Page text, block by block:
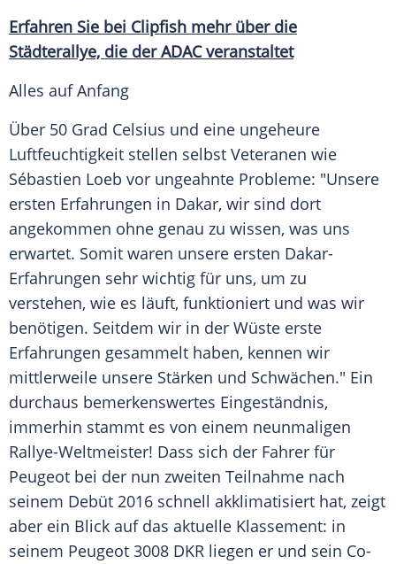
Erfahren Sie bei Clipfish mehr über die
Städterallye, die der ADAC veranstaltet
Alles auf Anfang
Über 50 Grad Celsius und eine ungeheure
Luftfeuchtigkeit stellen selbst Veteranen wie
Sébastien Loeb vor ungeahnte Probleme: "Unsere
ersten Erfahrungen in Dakar, wir sind dort
angekommen ohne genau zu wissen, was uns
erwartet. Somit waren unsere ersten Dakar-
Erfahrungen sehr wichtig für uns, um zu
verstehen, wie es läuft, funktioniert und was wir
benötigen. Seitdem wir in der Wüste erste
Erfahrungen gesammelt haben, kennen wir
mittlerweile unsere Stärken und Schwächen." Ein
durchaus bemerkenswertes Eingeständnis,
immerhin stammt es von einem neunmaligen
Rallye-Weltmeister! Dass sich der Fahrer für
Peugeot bei der nun zweiten Teilnahme nach
seinem Debüt 2016 schnell akklimatisiert hat, zeigt
aber ein Blick auf das aktuelle Klassement: in
seinem Peugeot 3008 DKR liegen er und sein Co-